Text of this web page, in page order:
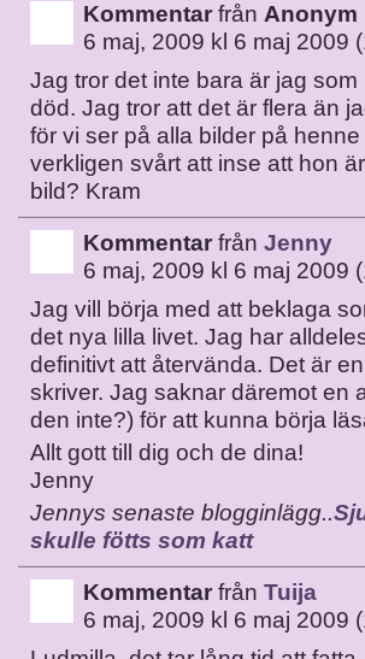
Kommentar från Anonym
6 maj, 2009 kl 6 maj 2009
Jag tror det inte bara är jag som
död. Jag tror att det är flera än
för vi ser på alla bilder på
verkligen svårt att inse att hon
bild? Kram
Kommentar från Jenny
6 maj, 2009 kl 6 maj 2009
Jag vill börja med att beklaga
det nya lilla livet. Jag har
definitivt att återvända. Det är
skriver. Jag saknar däremot en
den inte?) för att kunna börja
Allt gott till dig och de dina!
Jenny
Jennys senaste blogginlägg..
skulle fötts som katt
Kommentar från Tuija
6 maj, 2009 kl 6 maj 2009